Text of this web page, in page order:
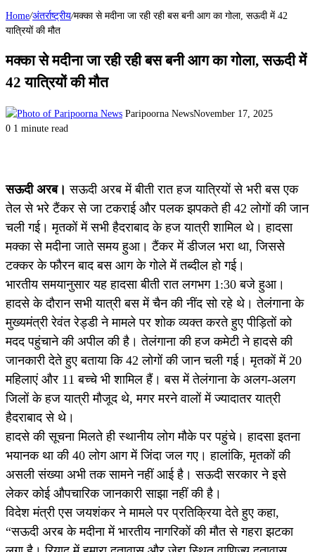
Home/अंतर्राष्ट्रीय/मक्का से मदीना जा रही रही बस बनी आग का गोला, सऊदी में 42
यात्रियों की मौत
मक्का से मदीना जा रही रही बस बनी आग का गोला, सऊदी में
42 यात्रियों की मौत
Paripoorna NewsNovember 17, 2025
0 1 minute read
सऊदी अरब। सऊदी अरब में बीती रात हज यात्रियों से भरी बस एक
तेल से भरे टैंकर से जा टकराई और पलक झपकते ही 42 लोगों की जान
चली गई। मृतकों में सभी हैदराबाद के हज यात्री शामिल थे। हादसा
मक्का से मदीना जाते समय हुआ। टैंकर में डीजल भरा था, जिससे
टक्कर के फौरन बाद बस आग के गोले में तब्दील हो गई।
भारतीय समयानुसार यह हादसा बीती रात लगभग 1:30 बजे हुआ।
हादसे के दौरान सभी यात्री बस में चैन की नींद सो रहे थे। तेलंगाना के
मुख्यमंत्री रेवंत रेड्डी ने मामले पर शोक व्यक्त करते हुए पीड़ितों को
मदद पहुंचाने की अपील की है। तेलंगाना की हज कमेटी ने हादसे की
जानकारी देते हुए बताया कि 42 लोगों की जान चली गई। मृतकों में 20
महिलाएं और 11 बच्चे भी शामिल हैं। बस में तेलंगाना के अलग-अलग
जिलों के हज यात्री मौजूद थे, मगर मरने वालों में ज्यादातर यात्री
हैदराबाद से थे।
हादसे की सूचना मिलते ही स्थानीय लोग मौके पर पहुंचे। हादसा इतना
भयानक था की 40 लोग आग में जिंदा जल गए। हालांकि, मृतकों की
असली संख्या अभी तक सामने नहीं आई है। सऊदी सरकार ने इसे
लेकर कोई औपचारिक जानकारी साझा नहीं की है।
विदेश मंत्री एस जयशंकर ने मामले पर प्रतिक्रिया देते हुए कहा,
“सऊदी अरब के मदीना में भारतीय नागरिकों की मौत से गहरा झटका